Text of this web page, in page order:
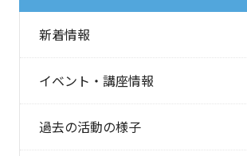
新着情報
イベント・講座情報
過去の活動の様子